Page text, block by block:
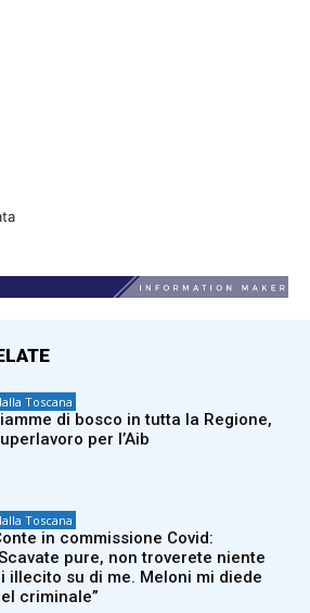
Toscana
di bosco in tutta la Regione,
per l’Aib
Toscana
in commissione Covid:
pure, non troverete niente
illecito su di me. Meloni mi diede
criminale”